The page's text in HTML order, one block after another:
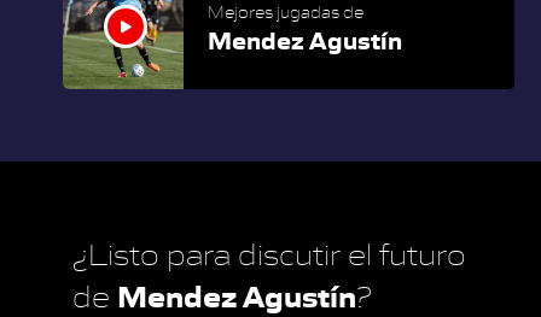
Mejores jugadas de
Mendez Agustín
¿Listo para discutir el futuro
de Mendez Agustín?